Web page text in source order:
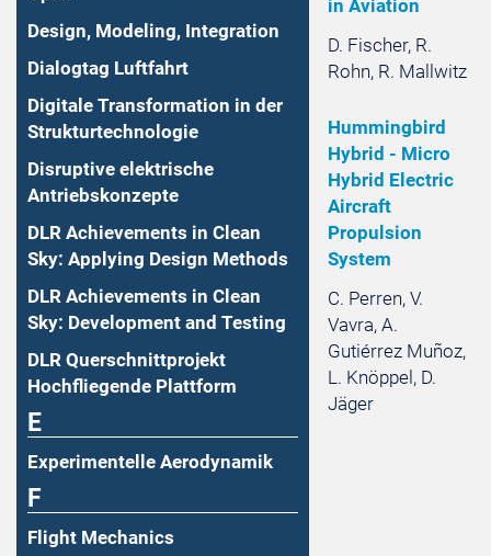
Design, Modeling, Integration
Dialogtag Luftfahrt
Digitale Transformation in der
Strukturtechnologie
Disruptive elektrische
Antriebskonzepte
DLR Achievements in Clean
Sky: Applying Design Methods
DLR Achievements in Clean
Sky: Development and Testing
DLR Querschnittprojekt
Hochfliegende Plattform
E
Experimentelle Aerodynamik
F
Flight Mechanics
in Aviation
D. Fischer, R.
Rohn, R. Mallwitz
Hummingbird
Hybrid - Micro
Hybrid Electric
Aircraft
Propulsion
System
C. Perren, V.
Vavra, A.
Gutiérrez Muñoz,
L. Knöppel, D.
Jäger